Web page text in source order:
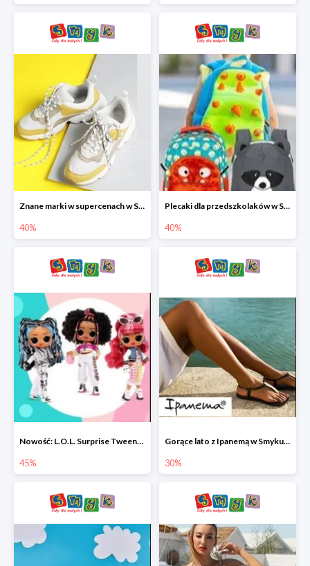
Znane marki w supercenach w Smyku - buty do -40%
40%
Plecaki dla przedszkolaków w Smyku do -40%
40%
Nowość: L.O.L. Surprise Tweens Doll w Smyku do -45%
45%
Gorące lato z Ipanemą w Smyku do -30%
30%